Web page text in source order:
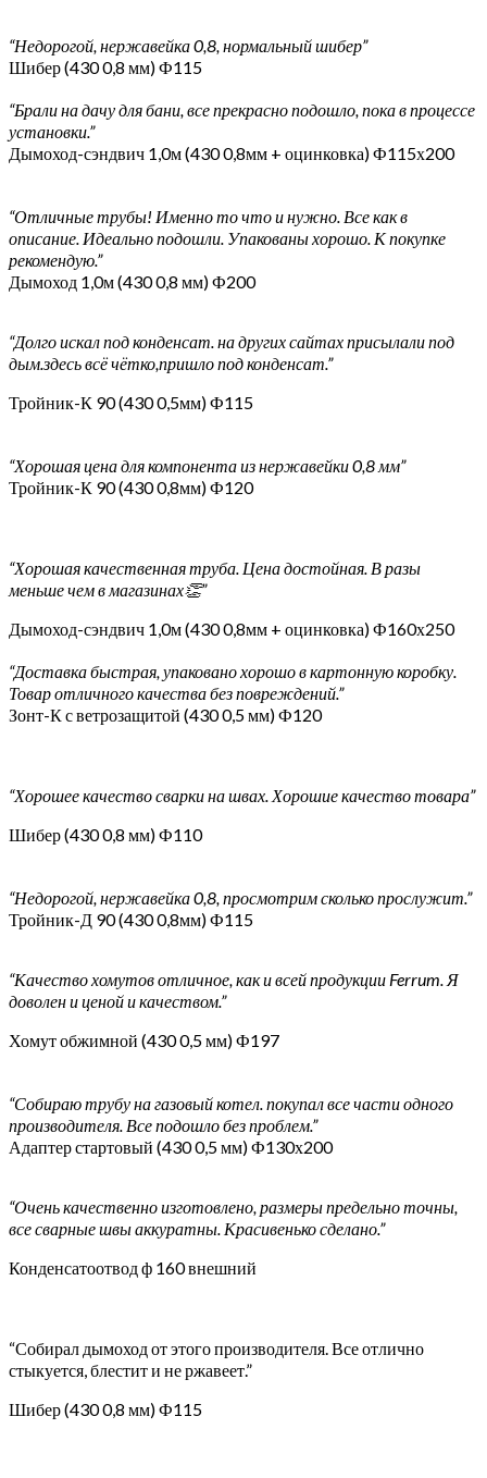
“Недорогой, нержавейка 0,8, нормальный шибер”
Шибер (430 0,8 мм) Ф115
“Брали на дачу для бани, все прекрасно подошло, пока в процессе
установки.”
Дымоход-сэндвич 1,0м (430 0,8мм + оцинковка) Ф115х200
“Отличные трубы! Именно то что и нужно. Все как в
описание. Идеально подошли. Упакованы хорошо. К покупке
рекомендую.”
Дымоход 1,0м (430 0,8 мм) Ф200
“Долго искал под конденсат. на других сайтах присылали под
дым.здесь всё чётко,пришло под конденсат.”
Тройник-К 90 (430 0,5мм) Ф115
“Хорошая цена для компонента из нержавейки 0,8 мм”
Тройник-К 90 (430 0,8мм) Ф120
“Хорошая качественная труба. Цена достойная. В разы
меньше чем в магазинах👏”
Дымоход-сэндвич 1,0м (430 0,8мм + оцинковка) Ф160х250
“Доставка быстрая, упаковано хорошо в картонную коробку.
Товар отличного качества без повреждений.”
Зонт-К с ветрозащитой (430 0,5 мм) Ф120
“Хорошее качество сварки на швах. Хорошие качество товара”
Шибер (430 0,8 мм) Ф110
“Недорогой, нержавейка 0,8, просмотрим сколько прослужит.”
Тройник-Д 90 (430 0,8мм) Ф115
“Качество хомутов отличное, как и всей продукции Ferrum. Я
доволен и ценой и качеством.”
Хомут обжимной (430 0,5 мм) Ф197
“Собираю трубу на газовый котел. покупал все части одного
производителя. Все подошло без проблем.”
Адаптер стартовый (430 0,5 мм) Ф130х200
“Очень качественно изготовлено, размеры предельно точны,
все сварные швы аккуратны. Красивенько сделано.”
Конденсатоотвод ф 160 внешний
“Собирал дымоход от этого производителя. Все отлично
стыкуется, блестит и не ржавеет.”
Шибер (430 0,8 мм) Ф115